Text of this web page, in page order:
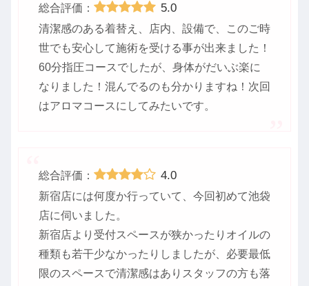
総合評価： 5.0
清潔感のある着替え、店内、設備で、このご時
世でも安心して施術を受ける事が出来ました！
60分指圧コースでしたが、身体がだいぶ楽に
なりました！混んでるのも分かりますね！次回
はアロマコースにしてみたいです。
総合評価： 4.0
新宿店には何度か行っていて、今回初めて池袋
店に伺いました。
新宿店より受付スペースが狭かったりオイルの
種類も若干少なかったりしましたが、必要最低
限のスペースで清潔感はありスタッフの方も落